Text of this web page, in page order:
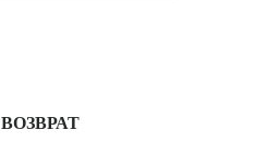
ВОЗВРАТ